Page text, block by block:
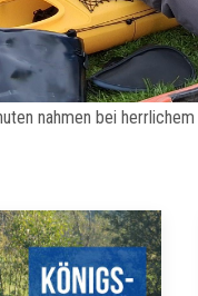
nahmen bei